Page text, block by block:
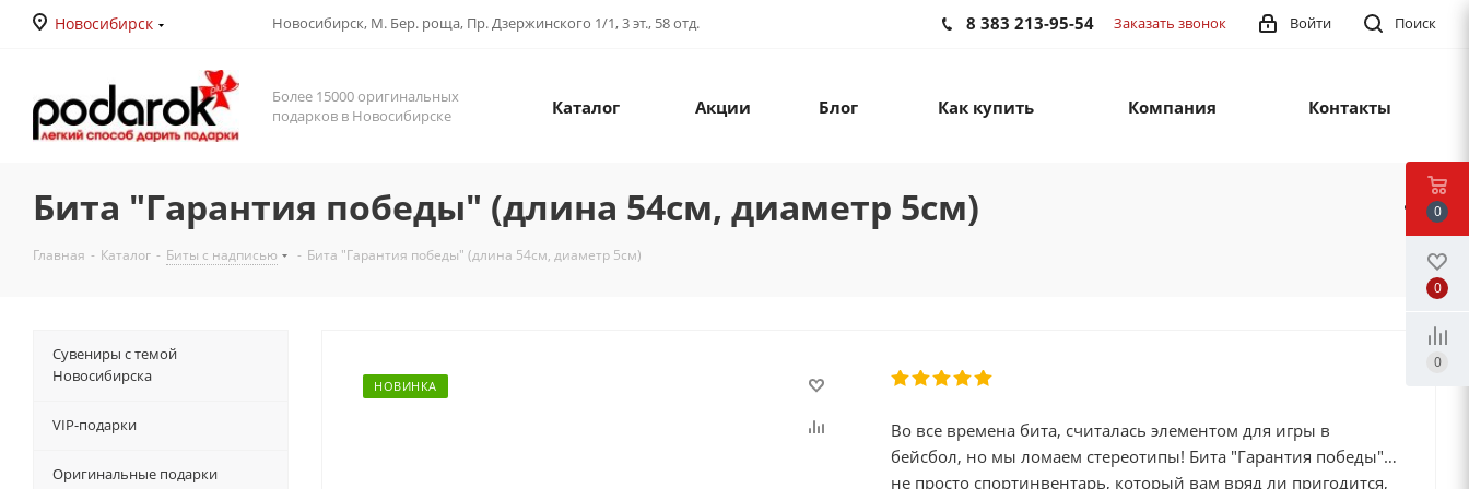
Новосибирск Новосибирск, М. Бер. роща, Пр. Дзержинского 1/1, 3 эт., 58 отд. Поиск
Войти
8 383 213-95-54 Заказать звонок
Более 15000 оригинальных
подарков в Новосибирске
Каталог Акции Блог Как купить Компания Контакты
Бита "Гарантия победы" (длина 54см, диаметр 5см)
Главная - Каталог - Биты с надписью - Бита "Гарантия победы" (длина 54см, диаметр 5см)
НОВИНКА
Во все времена бита, считалась элементом для игры в
бейсбол, но мы ломаем стереотипы! Бита "Гарантия победы"
не просто спортинвентарь, который вам вряд ли пригодится,
Сувениры с темой
Новосибирска
VIP-подарки
Оригинальные подарки
0
0
0